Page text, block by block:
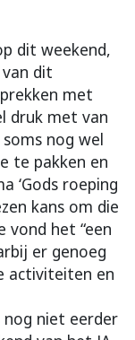
dit weekend,
dit
met
druk met van
nog wel
te pakken en
‘Gods roeping
kans om die
vond het “een
er genoeg
activiteiten en
nog niet eerder